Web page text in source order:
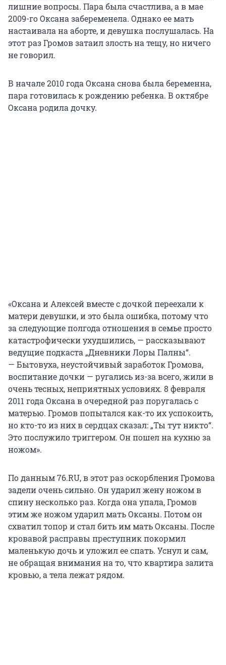
лишние вопросы. Пара была счастлива, а в мае
2009-го Оксана забеременела. Однако ее мать
настаивала на аборте, и девушка послушалась. На
этот раз Громов затаил злость на тещу, но ничего
не говорил.
В начале 2010 года Оксана снова была беременна,
пара готовилась к рождению ребенка. В октябре
Оксана родила дочку.
«Оксана и Алексей вместе с дочкой переехали к
матери девушки, и это была ошибка, потому что
за следующие полгода отношения в семье просто
катастрофически ухудшились, — рассказывают
ведущие подкаста „Дневники Лоры Палны“.
— Бытовуха, неустойчивый заработок Громова,
воспитание дочки — ругались из-за всего, жили в
очень тесных, неприятных условиях. 8 февраля
2011 года Оксана в очередной раз поругалась с
матерью. Громов попытался как-то их успокоить,
но кто-то из них в сердцах сказал: „Ты тут никто“.
Это послужило триггером. Он пошел на кухню за
ножом».
По данным 76.RU, в этот раз оскорбления Громова
задели очень сильно. Он ударил жену ножом в
спину несколько раз. Когда она упала, Громов
этим же ножом ударил мать Оксаны. Потом он
схватил топор и стал бить им мать Оксаны. После
кровавой расправы преступник покормил
маленькую дочь и уложил ее спать. Уснул и сам,
не обращая внимания на то, что квартира залита
кровью, а тела лежат рядом.